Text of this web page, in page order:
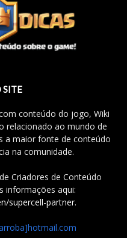
SITE
conteúdo do jogo, Wiki
relacionado ao mundo de
a maior fonte de conteúdo
na comunidade.
Criadores de Conteúdo
informações aqui:
supercell-partner.